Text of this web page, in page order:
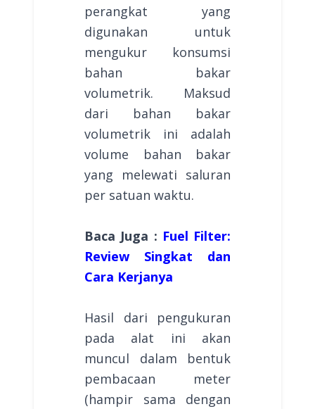
perangkat yang
digunakan untuk
mengukur konsumsi
bahan bakar
volumetrik. Maksud
dari bahan bakar
volumetrik ini adalah
volume bahan bakar
yang melewati saluran
per satuan waktu.
Baca Juga : Fuel Filter:
Review Singkat dan
Cara Kerjanya
Hasil dari pengukuran
pada alat ini akan
muncul dalam bentuk
pembacaan meter
(hampir sama dengan